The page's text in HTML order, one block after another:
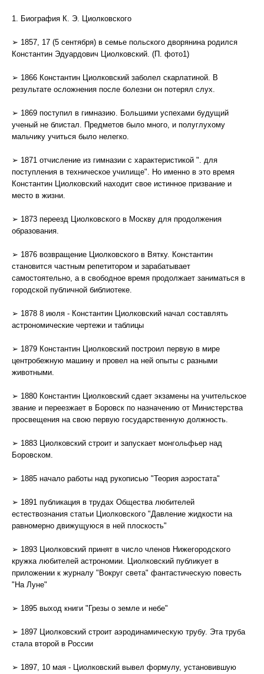
1. Биография К. Э. Циолковского
➢ 1857, 17 (5 сентября) в семье польского дворянина родился
Константин Эдуардович Циолковский. (П. фото1)
➢ 1866 Константин Циолковский заболел скарлатиной. В
результате осложнения после болезни он потерял слух.
➢ 1869 поступил в гимназию. Большими успехами будущий
ученый не блистал. Предметов было много, и полуглухому
мальчику учиться было нелегко.
➢ 1871 отчисление из гимназии c характеристикой ". для
поступления в техническое училище". Но именно в это время
Константин Циолковский находит свое истинное призвание и
место в жизни.
➢ 1873 переезд Циолковского в Москву для продолжения
образования.
➢ 1876 возвращение Циолковского в Вятку. Константин
становится частным репетитором и зарабатывает
самостоятельно, а в свободное время продолжает заниматься в
городской публичной библиотеке.
➢ 1878 8 июля - Константин Циолковский начал составлять
астрономические чертежи и таблицы
➢ 1879 Константин Циолковский построил первую в мире
центробежную машину и провел на ней опыты с разными
животными.
➢ 1880 Константин Циолковский сдает экзамены на учительское
звание и переезжает в Боровск по назначению от Министерства
просвещения на свою первую государственную должность.
➢ 1883 Циолковский строит и запускает монгольфьер над
Боровcком.
➢ 1885 начало работы над рукописью "Теория аэростата"
➢ 1891 публикация в трудах Общества любителей
естествознания статьи Циолковского "Давление жидкости на
равномерно движущуюся в ней плоскость"
➢ 1893 Циолковский принят в число членов Нижегородского
кружка любителей астрономии. Циолковский публикует в
приложении к журналу "Вокруг света" фантастическую повесть
"На Луне"
➢ 1895 выход книги "Грезы о земле и небе"
➢ 1897 Циолковский строит аэродинамическую трубу. Эта труба
стала второй в России
➢ 1897, 10 мая - Циолковский вывел формулу, установившую